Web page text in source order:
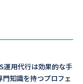
運用代行は効果的な手
知識を持つプロフェ